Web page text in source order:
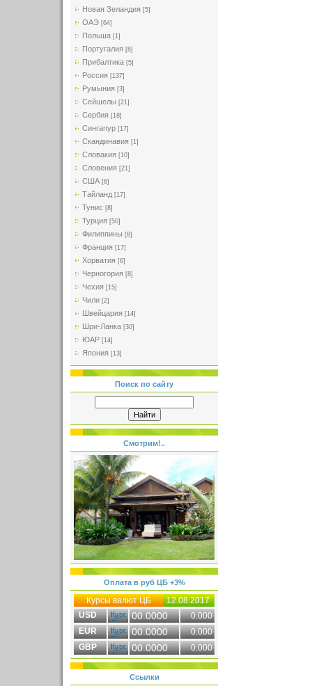
Новая Зеландия [5]
ОАЭ [64]
Польша [1]
Португалия [8]
Прибалтика [5]
Россия [137]
Румыния [3]
Сейшелы [21]
Сербия [18]
Сингапур [17]
Скандинавия [1]
Словакия [10]
Словения [21]
США [6]
Тайланд [17]
Тунис [8]
Турция [50]
Филиппины [8]
Франция [17]
Хорватия [6]
Черногория [8]
Чехия [15]
Чили [2]
Швейцария [14]
Шри-Ланка [30]
ЮАР [14]
Япония [13]
Поиск по сайту
Смотрим!..
Оплата в руб ЦБ +3%
Курсы валют ЦБ
12.08.2017
USD
00.0000
0.000
EUR
00.0000
0.000
GBP
00.0000 0.000
Ссылки